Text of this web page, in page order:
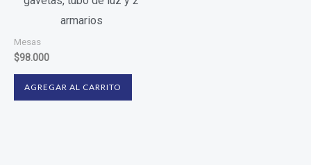
armarios
Mesas
$98.000
AGREGAR AL CARRITO